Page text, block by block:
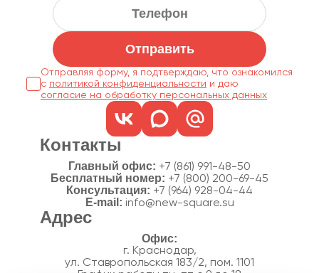
Отправить
Отправляя форму, я подтверждаю, что ознакомился
с политикой конфиденциальности
согласие на обработку персональных данных
Контакты
Главный офис: +7 (861) 991-48-50
Бесплатный номер: +7 (800) 200-69-45
Консультация: +7 (964) 928-04-44
E-mail: info@new-square.su
Адрес
г. Краснодар,
ул. Ставропольская 183/2, пом. 1101